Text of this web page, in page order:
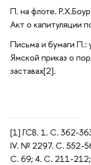
П. на флоте.
Акт о капитуляции
Письма и бумаги П.:
Ямской приказ о
заставах[2].
[1] ГСВ. 1. С. 362-
IV. № 2297. С. 552-
С. 69; 4. С. 211-